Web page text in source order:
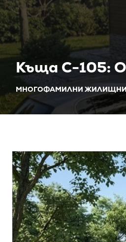
Къща C-105:
МНОГОФАМИЛНИ ЖИЛИЩНИ